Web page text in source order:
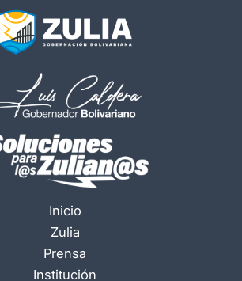
Inicio
Zulia
Prensa
Institución